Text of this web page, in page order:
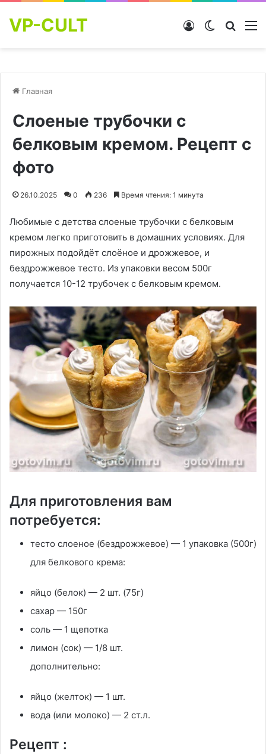
VP-CULT Switch skin
Войти
Главная
Слоеные трубочки с
белковым кремом. Рецепт с
фото
26.10.2025 0 236 Время чтения: 1 минута
Любимые с детства слоеные трубочки с белковым
кремом легко приготовить в домашних условиях. Для
пирожных подойдёт слоёное и дрожжевое, и
бездрожжевое тесто. Из упаковки весом 500г
получается 10-12 трубочек с белковым кремом.
Для приготовления вам
потребуется:
тесто слоеное (бездрожжевое) — 1 упаковка (500г)
для белкового крема:
яйцо (белок) — 2 шт. (75г)
сахар — 150г
соль — 1 щепотка
лимон (сок) — 1/8 шт.
дополнительно:
яйцо (желток) — 1 шт.
вода (или молоко) — 2 ст.л.
Рецепт :